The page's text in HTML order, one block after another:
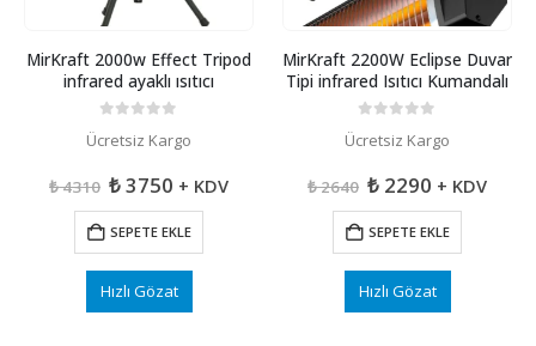
MirKraft 2000w Effect Tripod
infrared ayaklı ısıtıcı
Ücretsiz Kargo
₺4310 Orijinal
₺ 4310.
₺3750Şu
fiyat:
₺ 3750.
+ KDV
SEPETE EKLE
Hızlı Gözat
MirKraft 2200W Eclipse Duvar
Tipi infrared Isıtıcı Kumandalı
Ücretsiz Kargo
₺2640 Orijinal
₺ 2640.
₺2290Şu
fiyat:
₺ 2290.
+ KDV
SEPETE EKLE
Hızlı Gözat